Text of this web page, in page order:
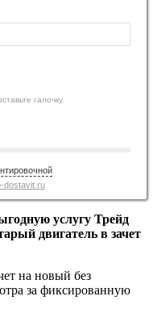
галочку.
dostavit.ru
услугу Трейд
двигатель в зачет
на новый без
за фиксированную